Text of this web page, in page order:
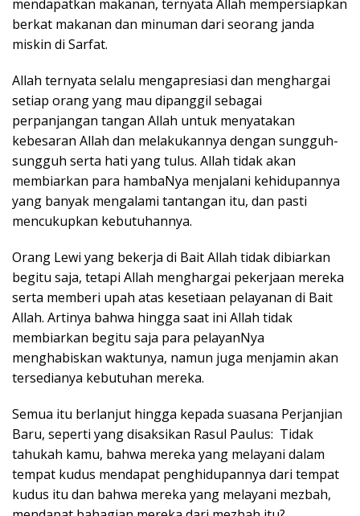
mendapatkan makanan, ternyata Allah mempersiapkan
berkat makanan dan minuman dari seorang janda
miskin di Sarfat.
Allah ternyata selalu mengapresiasi dan menghargai
setiap orang yang mau dipanggil sebagai
perpanjangan tangan Allah untuk menyatakan
kebesaran Allah dan melakukannya dengan sungguh-
sungguh serta hati yang tulus. Allah tidak akan
membiarkan para hambaNya menjalani kehidupannya
yang banyak mengalami tantangan itu, dan pasti
mencukupkan kebutuhannya.
Orang Lewi yang bekerja di Bait Allah tidak dibiarkan
begitu saja, tetapi Allah menghargai pekerjaan mereka
serta memberi upah atas kesetiaan pelayanan di Bait
Allah. Artinya bahwa hingga saat ini Allah tidak
membiarkan begitu saja para pelayanNya
menghabiskan waktunya, namun juga menjamin akan
tersedianya kebutuhan mereka.
Semua itu berlanjut hingga kepada suasana Perjanjian
Baru, seperti yang disaksikan Rasul Paulus: Tidak
tahukah kamu, bahwa mereka yang melayani dalam
tempat kudus mendapat penghidupannya dari tempat
kudus itu dan bahwa mereka yang melayani mezbah,